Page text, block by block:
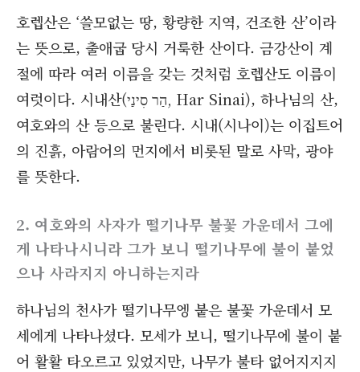
호렙산은 ‘쓸모없는 땅, 황량한 지역, 건조한 산’이라
는 뜻으로, 출애굽 당시 거룩한 산이다. 금강산이 계
절에 따라 여러 이름을 갖는 것처럼 호렙산도 이름이
여럿이다. 시내산(הַר סִינַי‬, Har Sinai), 하나님의 산,
여호와의 산 등으로 불린다. 시내(시나이)는 이집트어
의 진흙, 아람어의 먼지에서 비롯된 말로 사막, 광야
를 뜻한다.
2. 여호와의 사자가 떨기나무 불꽃 가운데서 그에
게 나타나시니라 그가 보니 떨기나무에 불이 붙었
으나 사라지지 아니하는지라
하나님의 천사가 떨기나무엥 붙은 불꽃 가운데서 모
세에게 나타나셨다. 모세가 보니, 떨기나무에 불이 붙
어 활활 타오르고 있었지만, 나무가 불타 없어지지지